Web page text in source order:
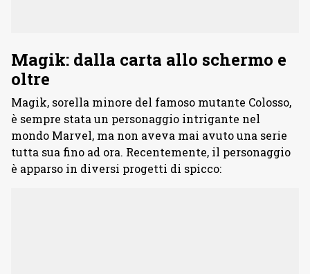
Magik: dalla carta allo schermo e
oltre
Magik, sorella minore del famoso mutante Colosso,
è sempre stata un personaggio intrigante nel
mondo Marvel, ma non aveva mai avuto una serie
tutta sua fino ad ora. Recentemente, il personaggio
è apparso in diversi progetti di spicco: